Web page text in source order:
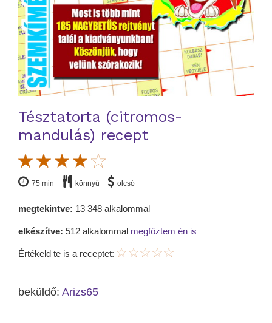
Tésztatorta (citromos-
mandulás) recept
75 min könnyű olcsó
megtekintve: 13 348 alkalommal
elkészítve: 512 alkalommal megfőztem én is
Értékeld te is a receptet:
beküldő: Arizs65